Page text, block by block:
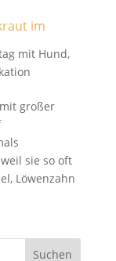
im
mit Hund,
großer
sie so oft
Löwenzahn